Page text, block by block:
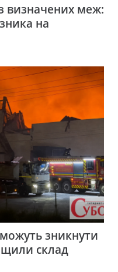
визначених меж:
на
зникнути
склад